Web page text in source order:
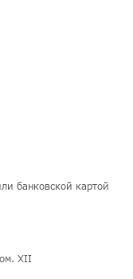
банковской картой
XII